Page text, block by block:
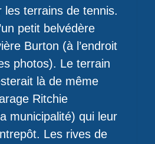
les terrains de tennis.
petit belvédère
Burton (à l’endroit
photos). Le terrain
là de même
Ritchie
municipalité) qui leur
Les rives de